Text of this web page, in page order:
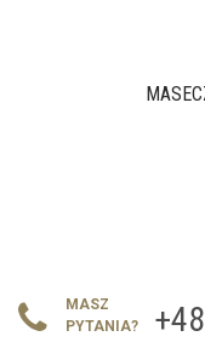
MASZ
PYTANIA?